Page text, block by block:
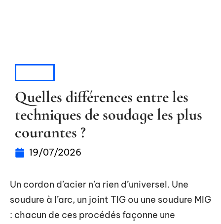
Quelles différences entre les
techniques de soudage les plus
courantes ?
19/07/2026
Un cordon d’acier n’a rien d’universel. Une
soudure à l’arc, un joint TIG ou une soudure MIG
: chacun de ces procédés façonne une